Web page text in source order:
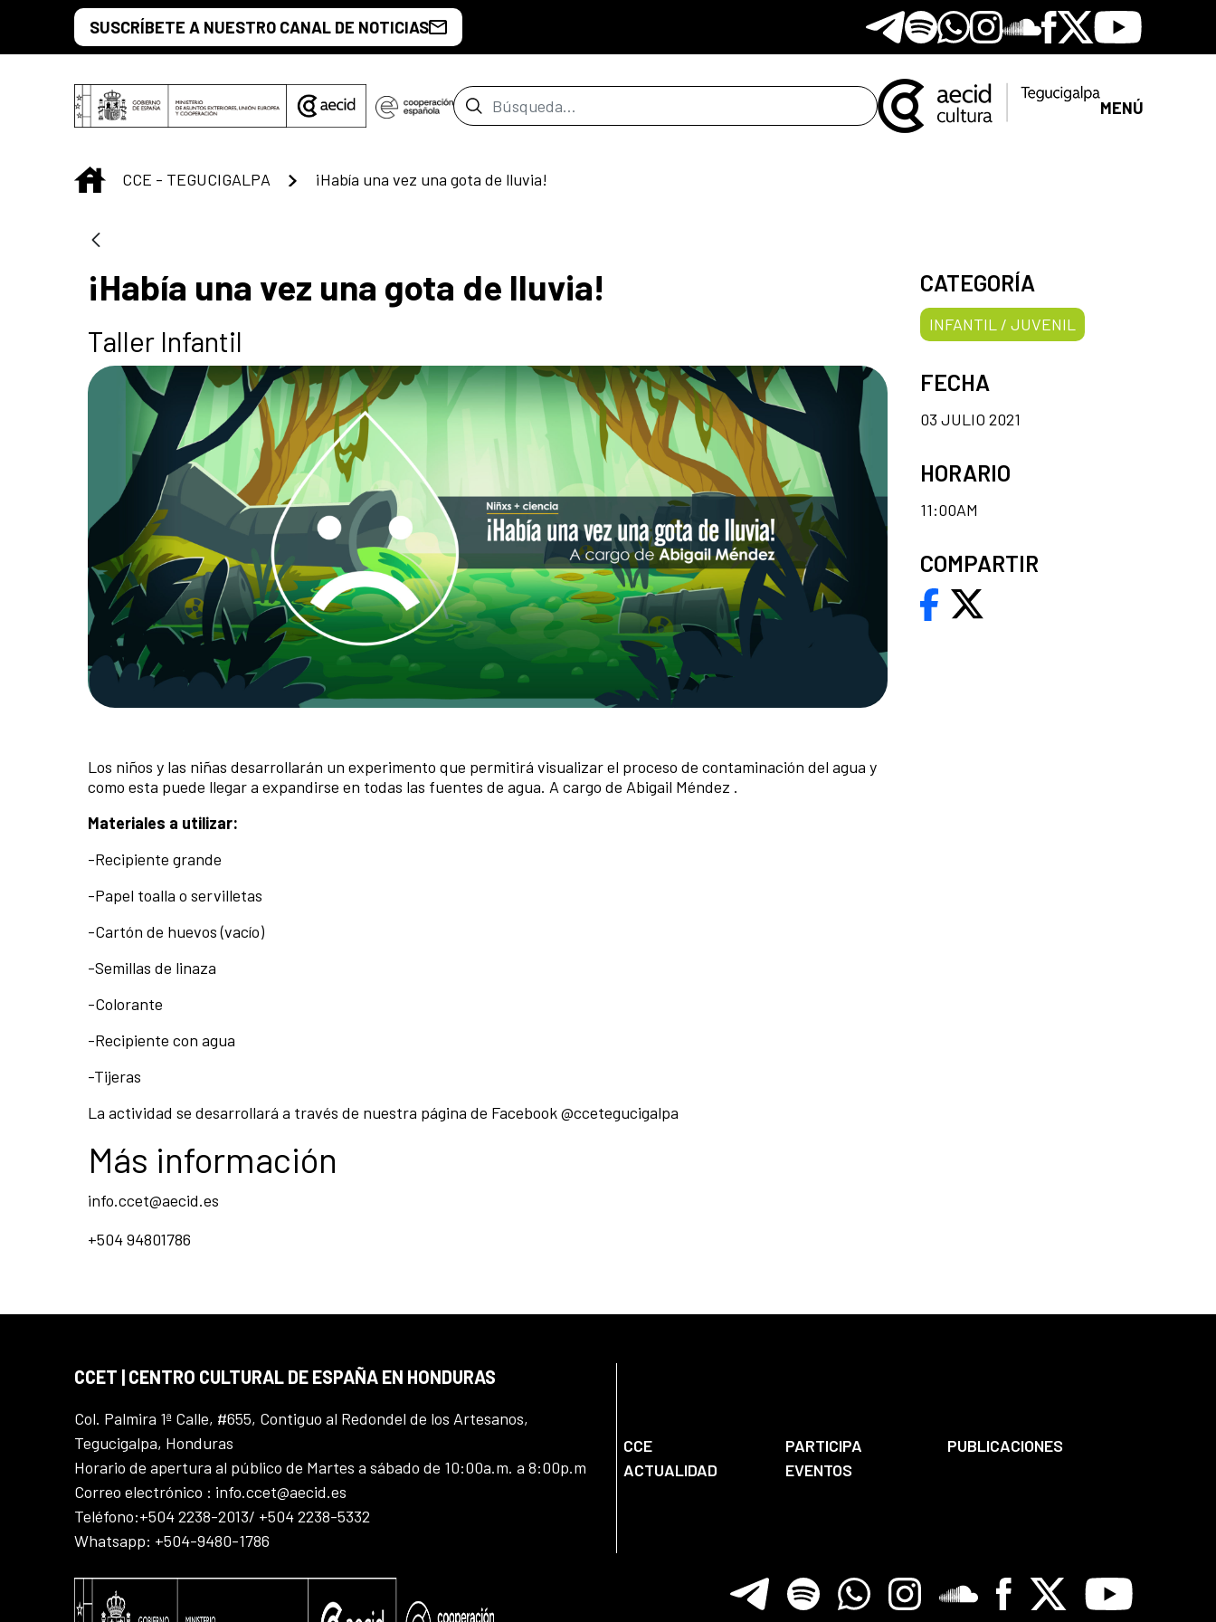
Saltar al contenido principal
SUSCRÍBETE A NUESTRO CANAL DE NOTICIAS Telegram
SpotifyWhatsapp
Instagram
Soundclore
Facebook
X Youtube
Barra de búsqueda MENÚ
INICIO
CCE - TEGUCIGALPA ¡Había una vez una gota de lluvia!
¡Había una vez una gota de lluvia!
Taller Infantil
Los niños y las niñas desarrollarán un experimento que permitirá visualizar el proceso de contaminación del agua y
como esta puede llegar a expandirse en todas las fuentes de agua. A cargo de Abigail Méndez .
Materiales a utilizar:
-Recipiente grande
-Papel toalla o servilletas
-Cartón de huevos (vacío)
-Semillas de linaza
-Colorante
-Recipiente con agua
-Tijeras
La actividad se desarrollará a través de nuestra página de Facebook @ccetegucigalpa
Más información
info.ccet@aecid.es
+504 94801786
CATEGORÍA
INFANTIL / JUVENIL
FECHA
03 JULIO 2021
HORARIO
11:00AM
COMPARTIR
CCET | CENTRO CULTURAL DE ESPAÑA EN HONDURAS
Col. Palmira 1ª Calle, #655, Contiguo al Redondel de los Artesanos,
Tegucigalpa, Honduras
Horario de apertura al público de Martes a sábado de 10:00a.m. a 8:00p.m
Correo electrónico : info.ccet@aecid.es
Teléfono:+504 2238-2013/ +504 2238-5332
Whatsapp: +504-9480-1786
CCE PARTICIPA
PUBLICACIONES
ACTUALIDAD
EVENTOS
TelegramSpotify WhatsappInstagramSoundcloreFacebook
X Youtube